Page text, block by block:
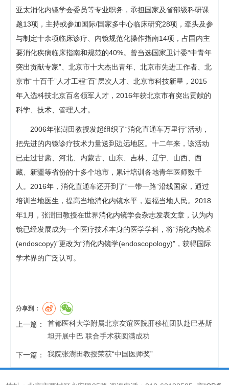
亚太消化内镜学会委员等专业职务，承担国家及省部级科研课
题13项，主持或参加国际/国家多中心临床研究28项，牵头及参
与制定十余项临床诊疗、内镜规范化操作指南14项，占国内主
要消化疾病临床指南和规范的40%。曾当选国家卫计委“中青年
突出贡献专家”、北京市十大杰出青年、北京市先进工作者、北
京市“十百千”人才工程“百”层次人才、北京市科技新星，2015
年入选科技北京百名领军人才，2016年获北京市有突出贡献的
科学、技术、管理人才。
2006年张澍田教授发起组织了“消化直通车万里行”活动，
把先进的内镜诊疗技术力量送到边远地区。十二年来，该活动
已走过甘肃、河北、内蒙古、山东、吉林、辽宁、山西、西
藏、新疆等省份的十多个地市，累计培训各地青年医师数千
人。2016年，消化直通车还开到了“一带一路”沿线国家，通过
培训当地医生，提高当地消化内镜水平，造福当地人民。2018
年1月， 张澍田教授在世界消化内镜学会杂志发表文章，认为内
镜已经发展成为一个医疗技术本身的医学学科，将“消化内镜术
(endoscopy)”更改为“消化内镜学(endoscopology)”，获得国际
学术界的广泛认可。
分享到：
上一篇：
首都医科大学附属北京友谊医院肝移植团队赴巴基斯
坦开展中巴 联合手术获圆满成功
下一篇： 我院张澍田教授荣获“中国医师奖”